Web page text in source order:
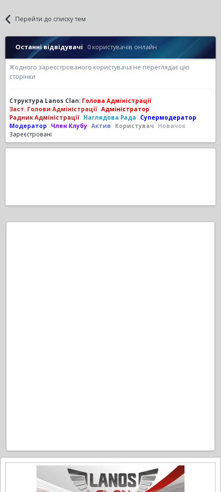
Перейти до списку тем
Останні відвідувачі 0 користувачів онлайн
Жодного зареєстрованого користувача не переглядає цієї
сторінки
Структура Lanos Clan: Голова Адміністрації
Заст. Голови Адміністрації Адміністратор
Радник Адміністрації Наглядова Рада
Супермодератор
Модератор
Член Клубу Актив Користувач
Новачок
Зареєстровані